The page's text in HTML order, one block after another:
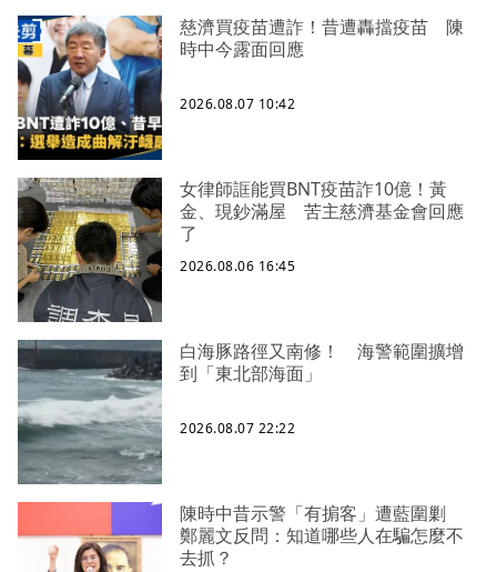
慈濟買疫苗遭詐！昔遭轟擋疫苗 陳
時中今露面回應
2026.08.07 10:42
女律師誆能買BNT疫苗詐10億！黃
金、現鈔滿屋 苦主慈濟基金會回應
了
2026.08.06 16:45
白海豚路徑又南修！ 海警範圍擴增
到「東北部海面」
2026.08.07 22:22
陳時中昔示警「有掮客」遭藍圍剿
鄭麗文反問：知道哪些人在騙怎麼不
去抓？